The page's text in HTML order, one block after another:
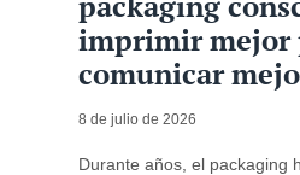
imprimir mejor
comunicar
8 de julio de 2026
Durante años, el packaging